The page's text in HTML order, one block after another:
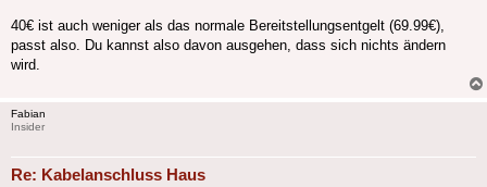
40€ ist auch weniger als das normale Bereitstellungsentgelt (69.99€),
passt also. Du kannst also davon ausgehen, dass sich nichts ändern
wird.
Fabian
Insider
Re: Kabelanschluss Haus